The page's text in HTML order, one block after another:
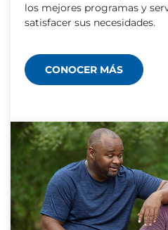
los mejores programas y
satisfacer sus necesidades.
CONOCER MÁS